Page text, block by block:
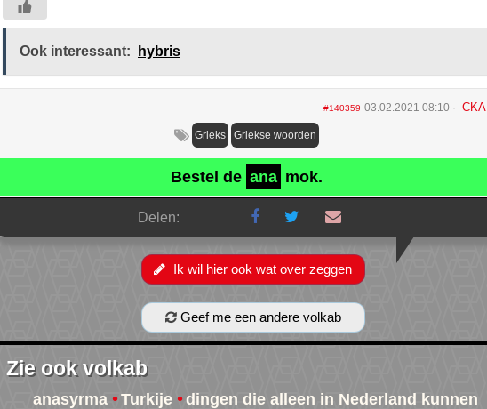
Ook interessant: hybris
#140359 03.02.2021 08:10 CKA
Grieks Griekse woorden
Bestel de ana mok.
Delen:
Ik wil hier ook wat over zeggen
Geef me een andere volkab
Zie ook volkab
anasyrma Turkije
dingen die alleen in Nederland kunnen